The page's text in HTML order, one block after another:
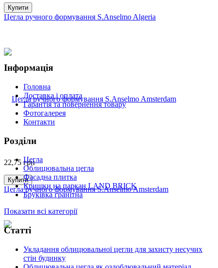
Купити
Цегла ручного формування S.Anselmo Algeria
22,75 грн
Купити
Цегла ручного формування S.Anselmo Amsterdam
Інформація
Головна
Доставка і оплата
Гарантія та повернення товару
Фотогалерея
Контакти
Розділи
Цегла
Облицювальна цегла
Фасадна плитка
Кришки на паркан LAND BRICK
Бруківка гранітна
Показати всі категорії
Статті
Укладання облицювальної цегли для захисту несучих
стін будинку